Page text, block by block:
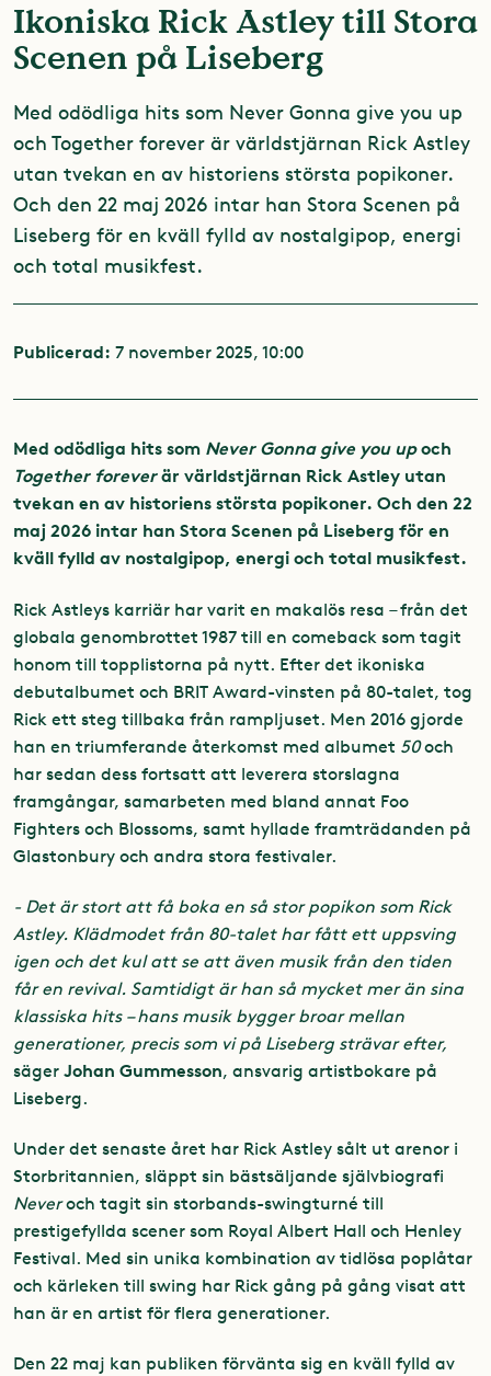
Ikoniska Rick Astley till Stora
Scenen på Liseberg
Med odödliga hits som Never Gonna give you up
och Together forever är världstjärnan Rick Astley
utan tvekan en av historiens största popikoner.
Och den 22 maj 2026 intar han Stora Scenen på
Liseberg för en kväll fylld av nostalgipop, energi
och total musikfest.
Publicerad: 7 november 2025, 10:00
Med odödliga hits som Never Gonna give you upoch
Together foreverär världstjärnan Rick Astley utan
tvekan en av historiens största popikoner. Och den 22
maj 2026 intar han Stora Scenen på Liseberg för en
kväll fylld av nostalgipop, energi och total musikfest.
Rick Astleys karriär har varit en makalös resa – från det
globala genombrottet 1987 till en comeback som tagit
honom till topplistorna på nytt. Efter det ikoniska
debutalbumet och BRIT Award-vinsten på 80-talet, tog
Rick ett steg tillbaka från rampljuset. Men 2016 gjorde
han en triumferande återkomst med albumet 50och
har sedan dess fortsatt att leverera storslagna
framgångar, samarbeten med bland annat Foo
Fighters och Blossoms, samt hyllade framträdanden på
Glastonbury och andra stora festivaler.
- Det är stort att få boka en så stor popikon som Rick
Astley. Klädmodet från 80-talet har fått ett uppsving
igen och det kul att se att även musik från den tiden
får en revival. Samtidigt är han så mycket mer än sina
klassiska hits – hans musik bygger broar mellan
generationer, precis som vi på Liseberg strävar efter,
säger Johan Gummesson, ansvarig artistbokare på
Liseberg.
Under det senaste året har Rick Astley sålt ut arenor i
Storbritannien, släppt sin bästsäljande självbiografi
Neveroch tagit sin storbands-swingturné till
prestigefyllda scener som Royal Albert Hall och Henley
Festival. Med sin unika kombination av tidlösa poplåtar
och kärleken till swing har Rick gång på gång visat att
han är en artist för flera generationer.
Den 22 maj kan publiken förvänta sig en kväll fylld av